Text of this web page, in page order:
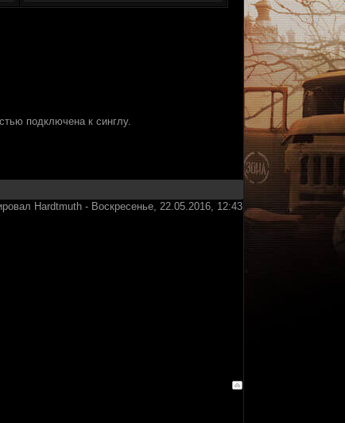
подключена к синглу.
Hardtmuth - Воскресенье, 22.05.2016, 12:43